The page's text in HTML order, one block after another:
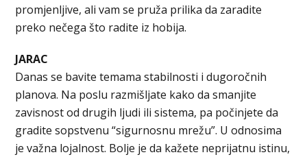
promjenljive, ali vam se pruža prilika da zaradite
preko nečega što radite iz hobija.
JARAC
Danas se bavite temama stabilnosti i dugoročnih
planova. Na poslu razmišljate kako da smanjite
zavisnost od drugih ljudi ili sistema, pa počinjete da
gradite sopstvenu “sigurnosnu mrežu”. U odnosima
je važna lojalnost. Bolje je da kažete neprijatnu istinu,